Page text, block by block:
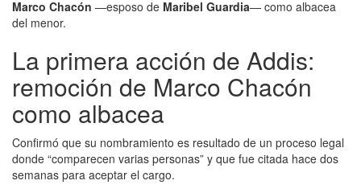
Marco Chacón —esposo de Maribel Guardia— como albacea
del menor.
La primera acción de Addis:
remoción de Marco Chacón
como albacea
Confirmó que su nombramiento es resultado de un proceso legal
donde “comparecen varias personas” y que fue citada hace dos
semanas para aceptar el cargo.